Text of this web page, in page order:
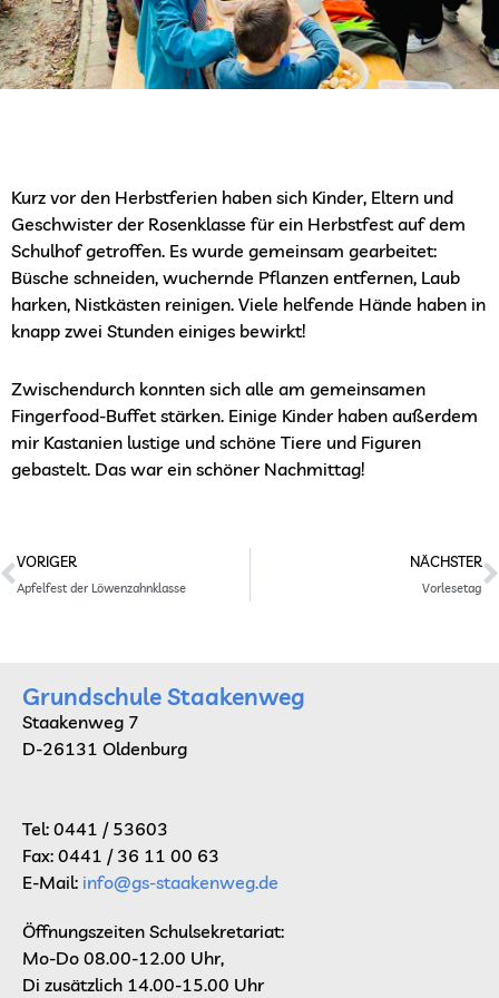
Kurz vor den Herbstferien haben sich Kinder, Eltern und
Geschwister der Rosenklasse für ein Herbstfest auf dem
Schulhof getroffen. Es wurde gemeinsam gearbeitet:
Büsche schneiden, wuchernde Pflanzen entfernen, Laub
harken, Nistkästen reinigen. Viele helfende Hände haben in
knapp zwei Stunden einiges bewirkt!
Zwischendurch konnten sich alle am gemeinsamen
Fingerfood-Buffet stärken. Einige Kinder haben außerdem
mir Kastanien lustige und schöne Tiere und Figuren
gebastelt. Das war ein schöner Nachmittag!
Prev
VORIGER
Apfelfest der Löwenzahnklasse
NÄCHSTER
Vorlesetag
Grundschule Staakenweg
Staakenweg 7
D-26131 Oldenburg
Tel: 0441 / 53603
Fax: 0441 / 36 11 00 63
E-Mail: info@gs-staakenweg.de
Öffnungszeiten Schulsekretariat:
Mo-Do 08.00-12.00 Uhr,
Di zusätzlich 14.00-15.00 Uhr